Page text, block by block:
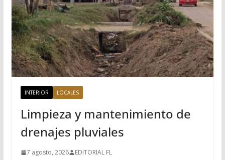
INTERIOR LOCALES
Limpieza y mantenimiento de
drenajes pluviales
7 agosto, 2026 EDITORIAL FL